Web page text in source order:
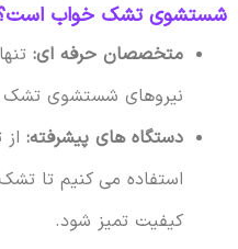
شستشوی تشک خواب است؟
متخصصان حرفه ای:
نیروهای شستشوی تشک
دستگاه های پیشرفته:از
استفاده می کنیم تا
کیفیت تمیز شود.